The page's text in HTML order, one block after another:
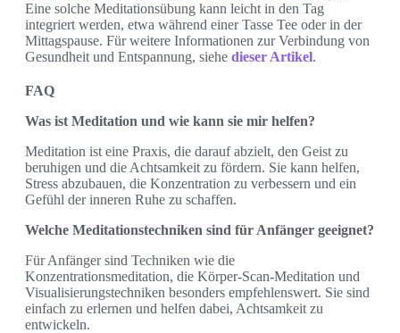
Eine solche Meditationsübung kann leicht in den Tag
integriert werden, etwa während einer Tasse Tee oder in der
Mittagspause. Für weitere Informationen zur Verbindung von
Gesundheit und Entspannung, siehe dieser Artikel.
FAQ
Was ist Meditation und wie kann sie mir helfen?
Meditation ist eine Praxis, die darauf abzielt, den Geist zu
beruhigen und die Achtsamkeit zu fördern. Sie kann helfen,
Stress abzubauen, die Konzentration zu verbessern und ein
Gefühl der inneren Ruhe zu schaffen.
Welche Meditationstechniken sind für Anfänger geeignet?
Für Anfänger sind Techniken wie die
Konzentrationsmeditation, die Körper-Scan-Meditation und
Visualisierungstechniken besonders empfehlenswert. Sie sind
einfach zu erlernen und helfen dabei, Achtsamkeit zu
entwickeln.